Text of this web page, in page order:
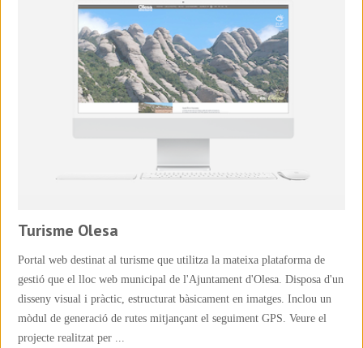
Turisme Olesa
Portal web destinat al turisme que utilitza la mateixa plataforma de
gestió que el lloc web municipal de l'Ajuntament d'Olesa. Disposa d'un
disseny visual i pràctic, estructurat bàsicament en imatges. Inclou un
mòdul de generació de rutes mitjançant el seguiment GPS. Veure el
projecte realitzat per ...